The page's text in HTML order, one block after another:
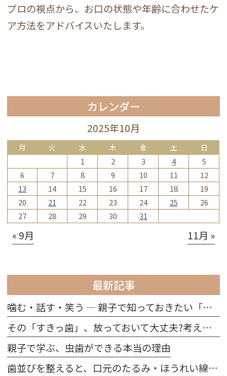
プロの視点から、お口の状態や年齢に合わせたケ
ア方法をアドバイスいたします。
カレンダー
2025年10月
月 火 水 木 金 土 日
1 2 3 4
5
6
7 8 9 10 11
12
13
14 15 16 17 18
19
20
21 22 23 24 25
26
27
28 29 30 31
« 9月 11月 »
最新記事
噛む・話す・笑う ― 親子で知っておきたい「歯の役割」
その「すきっ歯」、放っておいて大丈夫?考えられる原因を解説
親子で学ぶ、虫歯ができる本当の理由
歯並びを整えると、口元のたるみ・ほうれい線は改善する？